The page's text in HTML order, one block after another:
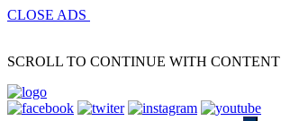
CLOSE ADS
SCROLL TO CONTINUE WITH CONTENT